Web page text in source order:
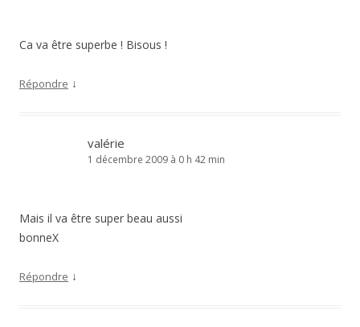
Ca va être superbe ! Bisous !
Répondre ↓
valérie
1 décembre 2009 à 0 h 42 min
Mais il va être super beau aussi
bonneX
Répondre ↓